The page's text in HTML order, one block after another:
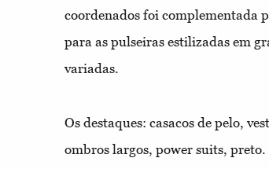
coordenados foi complementada
para as pulseiras estilizadas em
variadas.
Os destaques: casacos de pelo,
ombros largos, power suits, preto.